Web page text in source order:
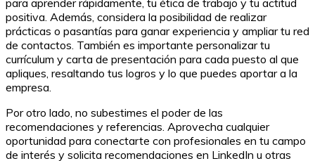
para aprender rápidamente, tu ética de trabajo y tu actitud
positiva. Además, considera la posibilidad de realizar
prácticas o pasantías para ganar experiencia y ampliar tu red
de contactos. También es importante personalizar tu
currículum y carta de presentación para cada puesto al que
apliques, resaltando tus logros y lo que puedes aportar a la
empresa.
Por otro lado, no subestimes el poder de las
recomendaciones y referencias. Aprovecha cualquier
oportunidad para conectarte con profesionales en tu campo
de interés y solicita recomendaciones en LinkedIn u otras